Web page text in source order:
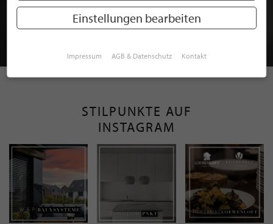
MITGLIEDSCHAFT BEI STILPUNKTE®
STILPUNKTE AUF
INSTAGRAM
Einstellungen bearbeiten
Impressum AGB & Datenschutz Kontakt